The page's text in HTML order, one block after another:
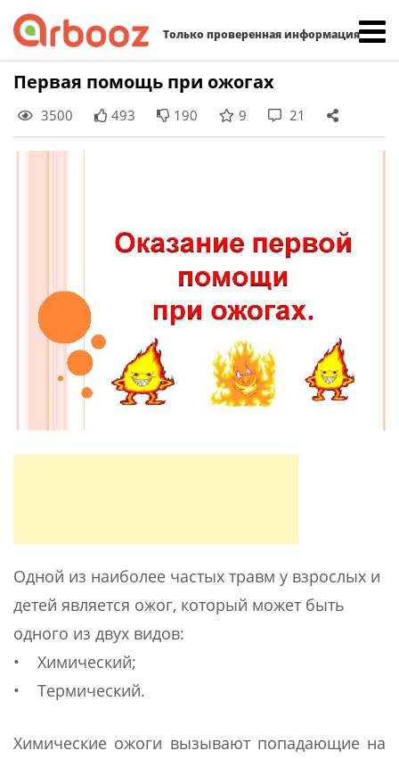
Только проверенная информация
Skip
content
Первая помощь при ожогах
3500 493 190 9 21
Одной из наиболее частых травм у взрослых и
детей является ожог, который может быть
одного из двух видов:
• Химический;
• Термический.
Химические ожоги вызывают попадающие на
Найти: